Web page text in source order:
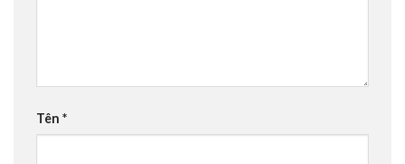
Tên *